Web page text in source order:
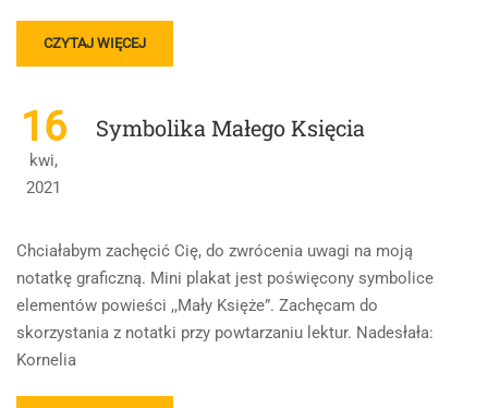
READ
MORE
20-
LECIE
MIĘDZYWOJENNE
+FERDYDURKE
+PRZEDWIOŚNIE
CZYTAJ WIĘCEJ
16
kwi,
2021
Symbolika Małego Księcia
Chciałabym zachęcić Cię, do zwrócenia uwagi na moją
notatkę graficzną. Mini plakat jest poświęcony symbolice
elementów powieści ,,Mały Księże”. Zachęcam do
skorzystania z notatki przy powtarzaniu lektur. Nadesłała:
Kornelia